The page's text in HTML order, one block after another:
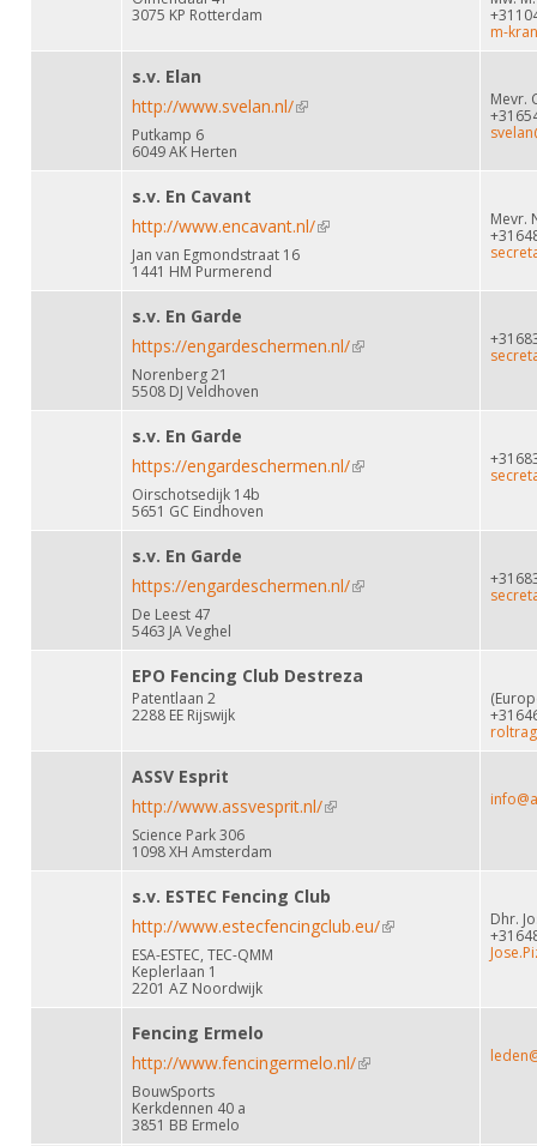
3075 KP Rotterdam
m-
s.v. Elan
http://www.svelan.nl/(link is external)
Putkamp 6
6049 AK Herten
Mevr.
s.v. En Cavant
http://www.encavant.nl/(link is external)
Jan van Egmondstraat 16
1441 HM Purmerend
Mevr.
s.v. En Garde
https://engardeschermen.nl/(link is external)
Norenberg 21
5508 DJ Veldhoven
s.v. En Garde
https://engardeschermen.nl/(link is external)
Oirschotsedijk 14b
5651 GC Eindhoven
s.v. En Garde
https://engardeschermen.nl/(link is external)
De Leest 47
5463 JA Veghel
EPO Fencing Club Destreza
Patentlaan 2
2288 EE Rijswijk
ASSV Esprit
http://www.assvesprit.nl/(link is external)
Science Park 306
1098 XH Amsterdam
s.v. ESTEC Fencing Club
http://www.estecfencingclub.eu/(link is external)
ESA-ESTEC, TEC-QMM
Keplerlaan 1
2201 AZ Noordwijk
Dhr.
Fencing Ermelo
http://www.fencingermelo.nl/(link is external)
BouwSports
Kerkdennen 40 a
3851 BB Ermelo